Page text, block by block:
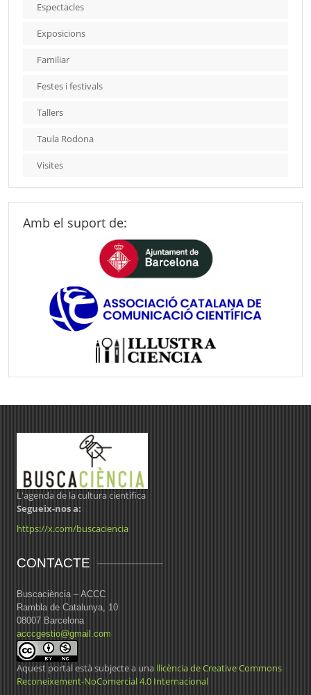
Espectacles
Exposicions
Familiar
Festes i festivals
Tallers
Taula Rodona
Visites
Amb el suport de:
L'agenda de la cultura científica
Segueix-nos a:
https://x.com/buscaciencia
CONTACTE
Buscaciència – ACCC
Rambla de Catalunya, 10
08007 Barcelona
acccgestio@gmail.com
Aquest portal està subjecte a una llicència de Creative Commons
Reconeixement-NoComercial 4.0 Internacional